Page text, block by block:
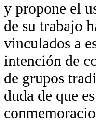
y propone el
de su trabajo
vinculados a
intención de
de grupos
duda de que